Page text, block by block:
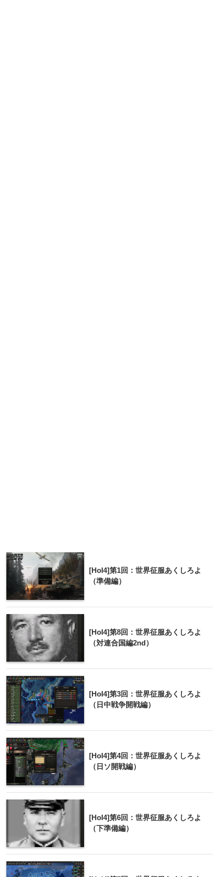
[HoI4]第1回：世界征服あくしろよ
（準備編）
[HoI4]第8回：世界征服あくしろよ
（対連合国編2nd）
[HoI4]第3回：世界征服あくしろよ
（日中戦争開戦編）
[HoI4]第4回：世界征服あくしろよ
（日ソ開戦編）
[HoI4]第6回：世界征服あくしろよ
（下準備編）